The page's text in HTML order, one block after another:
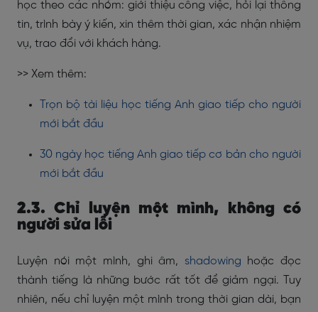
học theo các nhóm: giới thiệu công việc, hỏi lại thông
tin, trình bày ý kiến, xin thêm thời gian, xác nhận nhiệm
vụ, trao đổi với khách hàng.
>> Xem thêm:
Trọn bộ tài liệu học tiếng Anh giao tiếp cho người
mới bắt đầu
30 ngày học tiếng Anh giao tiếp cơ bản cho người
mới bắt đầu
2.3. Chỉ luyện một mình, không có
người sửa lỗi
Luyện nói một mình, ghi âm, shadowing hoặc đọc
thành tiếng là những bước rất tốt để giảm ngại. Tuy
nhiên, nếu chỉ luyện một mình trong thời gian dài, bạn